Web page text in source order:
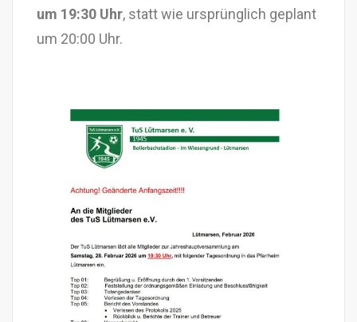
um 19:30 Uhr, statt wie ursprünglich geplant
um 20:00 Uhr.